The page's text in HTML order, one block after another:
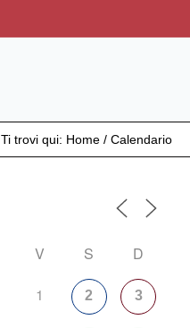
Ti trovi qui: Home / Calendario
V S D
1 2 3